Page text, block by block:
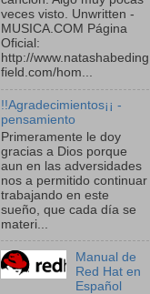
veces visto. Unwritten -
MUSICA.COM Página
Oficial:
http://www.natashabeding
field.com/hom...
!!Agradecimientos¡¡ -
pensamiento
Primeramente le doy
gracias a Dios porque
aun en las adversidades
nos a permitido continuar
trabajando en este
sueño, que cada día se
materi...
Manual de
Red Hat en
Español